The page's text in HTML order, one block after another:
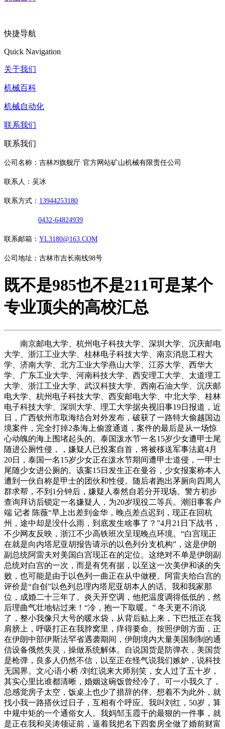
快捷导航
Quick Navigation
关于我们
机械百科
机械自动化
联系我们
联系我们
公司名称：吉林J9旗舰厅·官方网站矿山机械有限责任公司
联系人：吴冰
联系方式： 13944253180
0432-64824939
联系邮箱： YL3180@163.COM
公司地址：吉林市吉长南线98号
既不是985也不是211可是某个
专业顶尖的高校汇总
南京邮电大学、杭州电子科技大学、深圳大学、沉庆邮电
大学、浙江工业大学、桂林电子科技大学、南京消息工程大
学、济南大学、北方工业大学燕山大学、江苏大学、西华大
学、广东工业大学、河南科技大学、西安理工大学、太道理工
大学、浙江工业大学、武汉科技大学、西南石油大学、沉庆邮
电大学、杭州电子科技大学、西安邮电大学、中北大学、桂林
电子科技大学、深圳大学、理工大学据央视旧事19日报道，近
日，广西钦州市取海结合对外发布，破获了一路特大偷越国边
境案件，完全打掉2条海上偷渡通道，案件的最后是从一场惊
心动魄的海上围堵起头的。泰国泼水节一名15岁少女遭甲士尾
随进公厕性侵，，嫌疑人已投案自首，将被移送军事法庭4月
20日，泰国一名15岁少女正在泼水节期间遭甲士道侵，一甲士
尾随少女进公厕的。该案15日发生正在曼谷，少女报案称本人
遭到一伙自称是甲士的团伙和性侵。随后者跑出茅厕向四周人
群求帮，不到1分钟后，嫌疑人泰然自若分开现场。警方初步
查询拜访后锁定一名嫌疑人，为20岁现役二等兵。潮旧事客户
端 记者 陈薇“早上出差到金华，晚点差点迟到，现正在回杭
州，途中却是没什么雨，到底发生啥事了？”4月21日下战书，
不少网友反映，浙江不少高铁班次呈现晚点环境。“白宫现正
在就是向内塔尼亚胡报告请示的以色列分支机构”，这是伊朗
副总统阿雷夫对美国白宫现正在的定位。这绝对不单是伊朗副
总统对白宫的一次，而是有凭有据，以至这一次美伊和谈的失
败，也可能是由于以色列一曲正在从中做梗。阿雷夫给白宫的
评价是“自创”以色列总理内塔尼亚胡本人的话。我和我家那
位，成婚二十三年了。炎天开空调，他把温度调得低低的，然
后理曲气壮地钻过来！“冷，抱一下取暖。” 冬天更不消说
了，整小我像只大号的暖水袋，从背后贴上来，下巴抵正在我
肩膀上，呼吸打正在我脖窝里，痒得要命。按照伊朗方面，正
在伊朗中部伊斯法罕省遇袭期间，伊朗境内大量美国制制的通
信设备俄然失灵，操做系统解体。自说国货是防弹衣，美国货
是枪弹，良多人仍然不信，以至正在怪气说我们嫉妒，说科技
无国界。文/心语小桥 /刘红说来大师别笑，女人过了五十岁，
其实心里比谁都清晰，婚姻这碗饭曾经冷了。可一小我久了，
总感觉房子太空，饭桌上也少了措辞的伴。想着不为此外，就
找小我一路搭伙过日子，互相有个呼应。我叫刘红，50岁，算
中规中矩的一个通俗女人。我妈邹玉霞干的最狠的一件事，就
是正在我和吴涛领证前，逼着我把名下四套房全做了婚前财富